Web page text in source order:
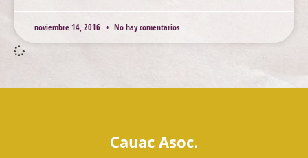
noviembre 14, 2016 No hay comentarios
Cauac Asoc.